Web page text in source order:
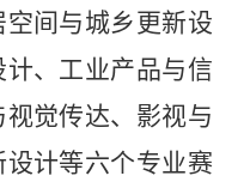
间与城乡更新设
、工业产品与信
觉传达、影视与
计等六个专业赛